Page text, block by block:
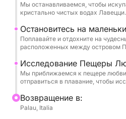
Мы останавливаемся, чтобы
кристально чистых водах Лавецци.
Остановитесь на
Поплавайте и отдохните на
расположенных между островом
Исследование Пещеры
Мы приближаемся к пещере
отправиться в плавание, чтобы
Bозвращение в:
Palau, Italia